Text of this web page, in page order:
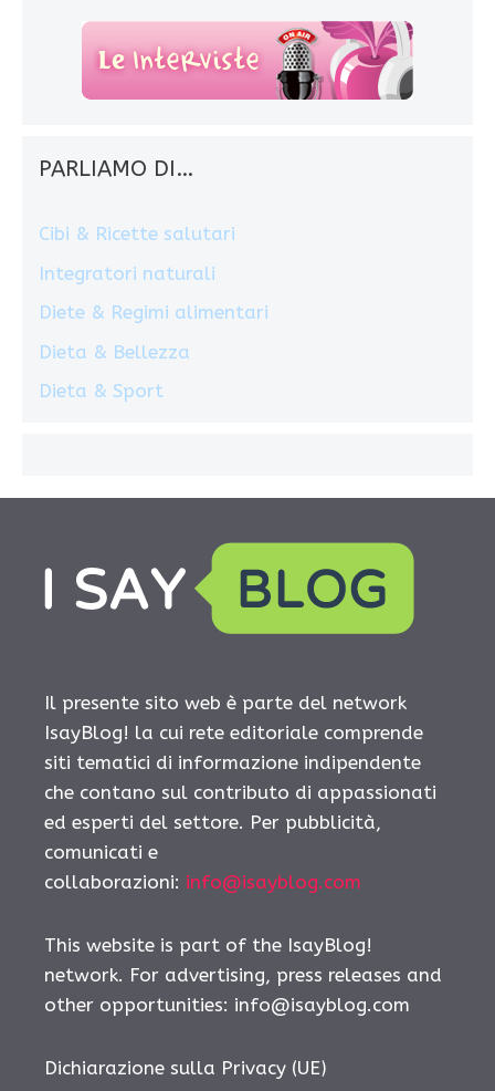
PARLIAMO DI…
Cibi & Ricette salutari
Integratori naturali
Diete & Regimi alimentari
Dieta & Bellezza
Dieta & Sport
Il presente sito web è parte del network
IsayBlog! la cui rete editoriale comprende
siti tematici di informazione indipendente
che contano sul contributo di appassionati
ed esperti del settore. Per pubblicità,
comunicati e
collaborazioni: info@isayblog.com
This website is part of the IsayBlog!
network. For advertising, press releases and
other opportunities: info@isayblog.com
Dichiarazione sulla Privacy (UE)